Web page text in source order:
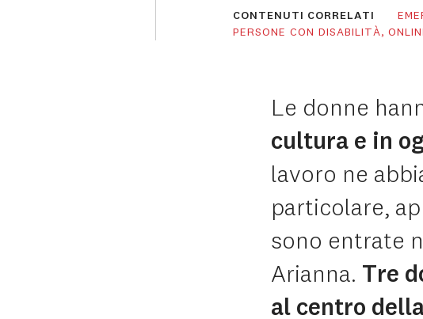
CONTENUTI CORRELATI
PERSONE CON DISABILITÀ
Le donne
cultura e in
lavoro ne
particolare,
sono entrate
Arianna. Tre
al centro